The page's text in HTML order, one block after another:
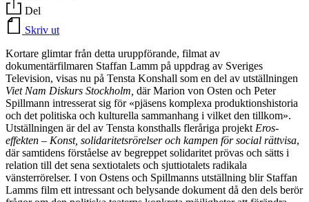
Del
Skriv ut
Kortare glimtar från detta uruppförande, filmat av
dokumentärfilmaren Staffan Lamm på uppdrag av Sveriges
Television, visas nu på Tensta Konshall som en del av utställningen
Viet Nam Diskurs Stockholm, där Marion von Osten och Peter
Spillmann intresserat sig för «pjäsens komplexa produktionshistoria
och det politiska och kulturella sammanhang i vilket den tillkom».
Utställningen är del av Tensta konsthalls fleråriga projekt Eros-
effekten – Konst, solidaritetsrörelser och kampen för social rättvisa,
där samtidens förståelse av begreppet solidaritet prövas och sätts i
relation till det sena sextiotalets och sjuttiotalets radikala
vänsterrörelser. I von Ostens och Spillmanns utställning blir Staffan
Lamms film ett intressant och belysande dokument då den dels berör